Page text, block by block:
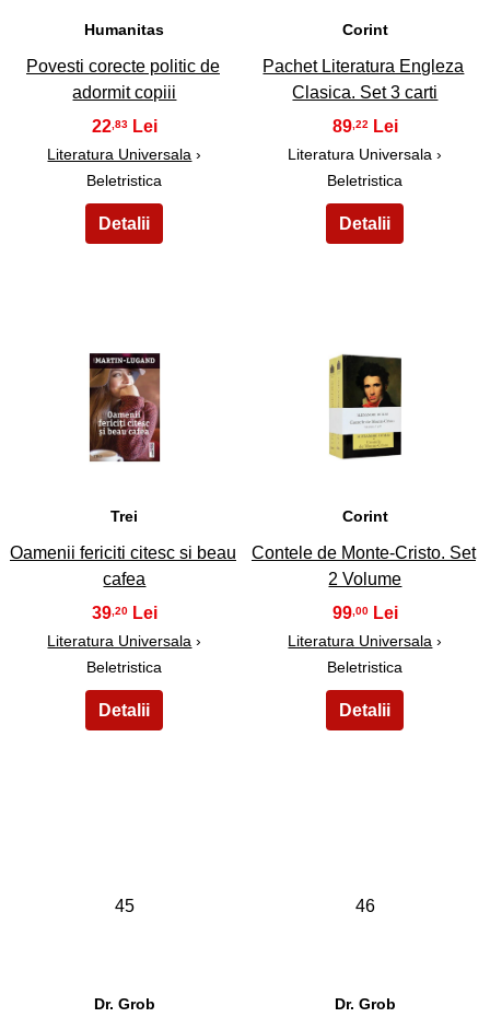
Humanitas
Povesti corecte politic de
adormit copiii
22 ,83
Literatura Universala ›
Beletristica
Corint
Pachet Literatura Engleza
Clasica. Set 3 carti
89,22
Literatura Universala ›
Beletristica
43
Trei
Oamenii fericiti citesc si beau
cafea
39,20
Literatura Universala ›
Beletristica
44
Corint
Contele de Monte-Cristo. Set
2 Volume
99,00
Literatura Universala ›
Beletristica
45
Dr. Grob
46
Dr. Grob